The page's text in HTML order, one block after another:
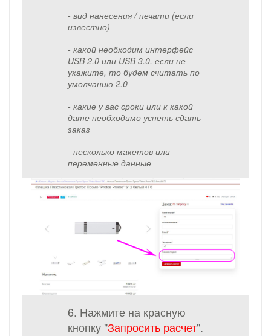
- вид нанесения / печати (если
известно)
- какой необходим интерфейс
USB 2.0 или USB 3.0, если не
укажите, то будем считать по
умолчанию 2.0
- какие у вас сроки или к какой
дате необходимо успеть сдать
заказ
- несколько макетов или
переменные данные
6. Нажмите на красную
кнопку "Запросить расчет".